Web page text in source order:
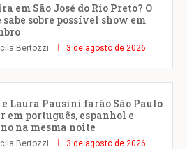
em São José do Rio Preto? O
sabe sobre possível show em
Bertozzi 3 de agosto de 2026
Laura Pausini farão São Paulo
em português, espanhol e
na mesma noite
Bertozzi 3 de agosto de 2026